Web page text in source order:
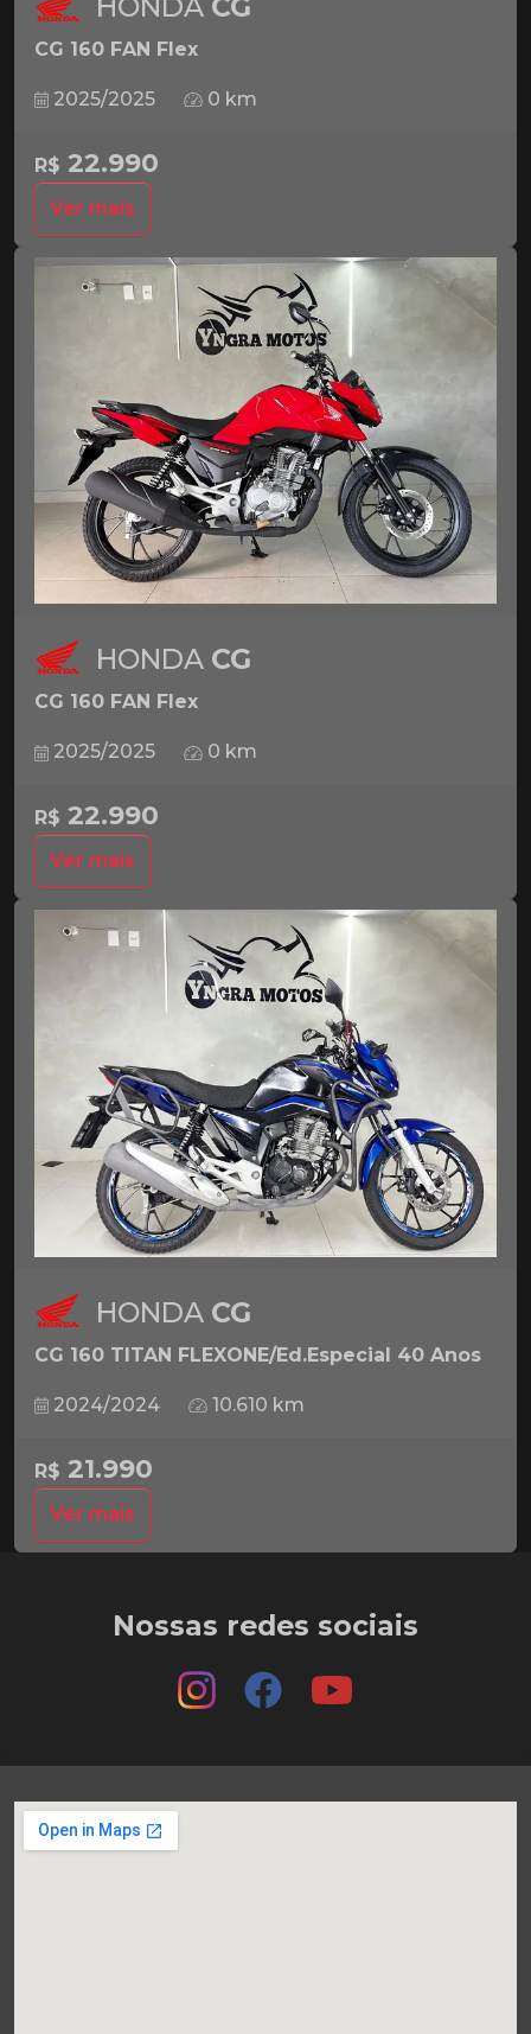
CG 160 FAN Flex
2025/2025 0 km
R$ 22.990
Ver mais
HONDA CG
CG 160 FAN Flex
2025/2025 0 km
R$ 22.990
Ver mais
HONDA CG
CG 160 TITAN FLEXONE/Ed.Especial 40 Anos
2024/2024 10.610 km
R$ 21.990
Ver mais
Nossas redes sociais